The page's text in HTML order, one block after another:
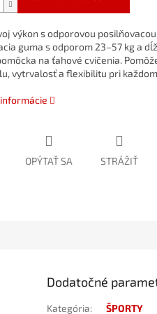
výkon sodporovou posilňovacou
guma sodporom23–57 kga
na ťahové cvičenia.
vytrvalosťa flexibilitu pri každom
OPÝTAŤ SA STRÁŽIŤ
Dodatočné
Kategória: ŠPORTY